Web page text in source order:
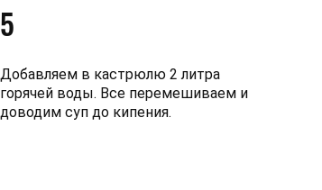
5
Добавляем в кастрюлю 2 литра
горячей воды. Все перемешиваем и
доводим суп до кипения.